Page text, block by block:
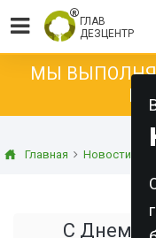
ГЛАВ
ДЕЗЦЕНТР
МЫ
Главная Новости
С Днем